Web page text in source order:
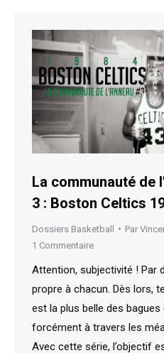
La communauté de
3 : Boston Celtics
Dossiers Basketball Par
1 Commentaire
Attention, subjectivité ! Par
propre à chacun. Dès lors,
est la plus belle des
forcément à travers les
Avec cette série, l’objectif